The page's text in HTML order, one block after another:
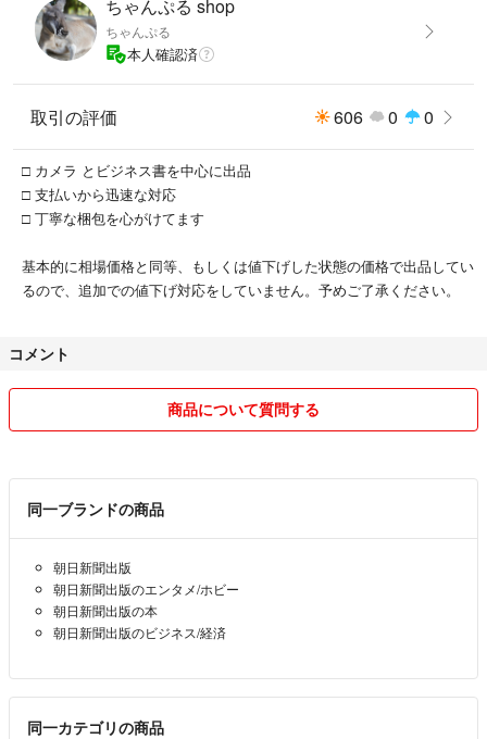
ちゃんぷる shop
ちゃんぷる
本人確認済
取引の評価 606 0 0
□ カメラ とビジネス書を中心に出品
□ 支払いから迅速な対応
□ 丁寧な梱包を心がけてます
基本的に相場価格と同等、もしくは値下げした状態の価格で出品してい
るので、追加での値下げ対応をしていません。予めご了承ください。
コメント
商品について質問する
同一ブランドの商品
朝日新聞出版
朝日新聞出版のエンタメ/ホビー
朝日新聞出版の本
朝日新聞出版のビジネス/経済
同一カテゴリの商品